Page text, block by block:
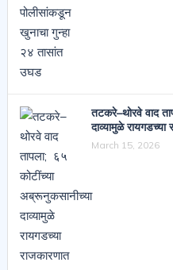
तटकरे–थोरवे वाद
दाव्यामुळे
March 15, 2026